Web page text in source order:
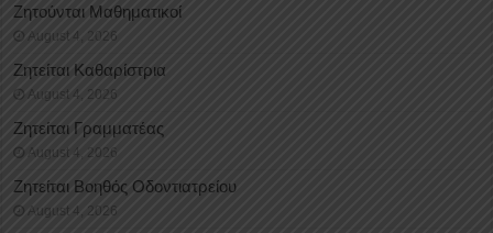
Ζητούνται Μαθηματικοί
August 4, 2026
Ζητείται Καθαρίστρια
August 4, 2026
Ζητείται Γραμματέας
August 4, 2026
Ζητείται Βοηθός Οδοντιατρείου
August 4, 2026